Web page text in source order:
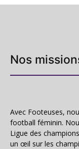
Nos
Avec Footeuses,
football féminin.
Ligue des
un œil sur les